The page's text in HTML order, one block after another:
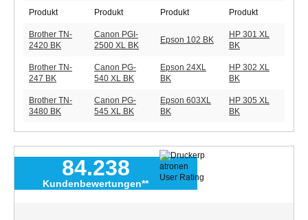
84.238
Kundenbewertungen**
Produkt Produkt Produkt Produkt
Brother TN-
2420 BK
Canon PGI-
2500 XL BK
Epson 102 BK
HP 301 XL
BK
Brother TN-
247 BK
Canon PG-
540 XL BK
Epson 24XL
BK
HP 302 XL
BK
Brother TN-
3480 BK
Canon PG-
545 XL BK
Epson 603XL
BK
HP 305 XL
BK